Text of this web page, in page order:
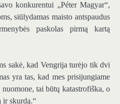
konkurentui „Péter Magyar“,
siūlydamas maisto antspaudus
paskolas pirmą kartą
sakė, kad Vengrija turėjo tik dvi
yra tas, kad mes prisijungiame
tai būtų katastrofiška, o
ir skurdą.“